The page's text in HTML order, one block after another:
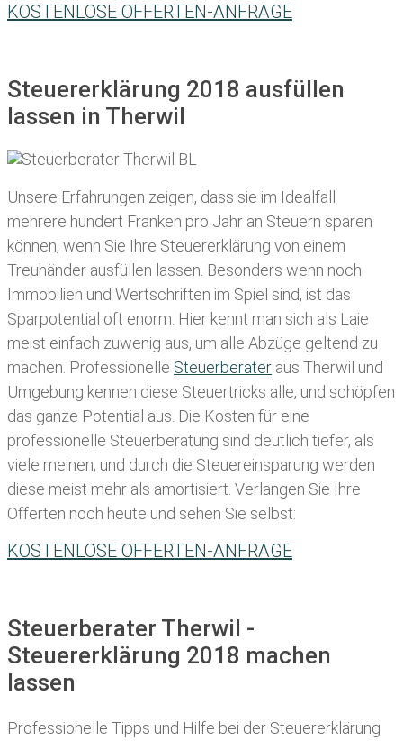
KOSTENLOSE OFFERTEN-ANFRAGE
Steuererklärung 2018 ausfüllen
lassen in Therwil
Unsere Erfahrungen zeigen, dass sie im Idealfall
mehrere hundert Franken pro Jahr an Steuern sparen
können, wenn Sie Ihre Steuererklärung von einem
Treuhänder ausfüllen lassen . Besonders wenn noch
Immobilien und Wertschriften im Spiel sind, ist das
Sparpotential oft enorm. Hier kennt man sich als Laie
meist einfach zuwenig aus, um alle Abzüge geltend zu
machen. Professionelle Steuerberater aus Therwil und
Umgebung kennen diese Steuertricks alle, und schöpfen
das ganze Potential aus. Die Kosten für eine
professionelle Steuerberatung sind deutlich tiefer, als
viele meinen, und durch die Steuereinsparung werden
diese meist mehr als amortisiert. Verlangen Sie Ihre
Offerten noch heute und sehen Sie selbst:
KOSTENLOSE OFFERTEN-ANFRAGE
Steuerberater Therwil -
Steuererklärung 2018 machen
lassen
Professionelle Tipps und Hilfe bei der Steuererklärung